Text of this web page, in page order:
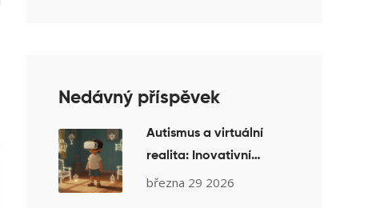
Nedávný příspěvek
Autismus a virtuální
realita: Inovativní
nástroje pro terapii a
března 29 2026